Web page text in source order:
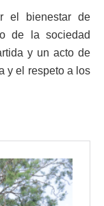
el bienestar de
de la sociedad
y un acto de
y el respeto a los